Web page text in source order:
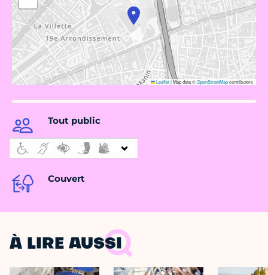
Leaflet|Map data ©OpenStreetMapcontributors
Tout public
Couvert
À LIRE AUSSI